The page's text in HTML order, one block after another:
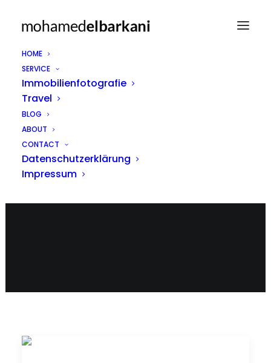
HOME
SERVICE
Immobilienfotografie
Travel
BLOG
ABOUT
CONTACT
Datenschutzerklärung
Impressum
Sony A7 Reihe